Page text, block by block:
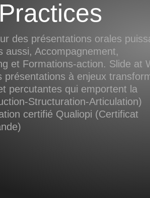
des présentations orales
aussi, Accompagnement,
et Formations-action. Slide at
présentations à enjeux
percutantes qui emportent la
Structuration-Articulation)
certifié Qualiopi (Certificat